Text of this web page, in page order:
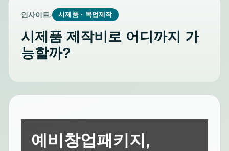
인사이트› 시제품 · 목업제작
시제품 제작비로 어디까지 가
능할까?
예비창업패키지,